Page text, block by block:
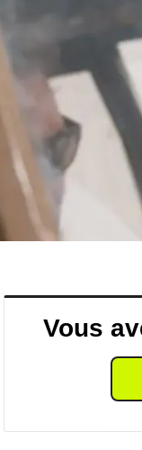
Vous